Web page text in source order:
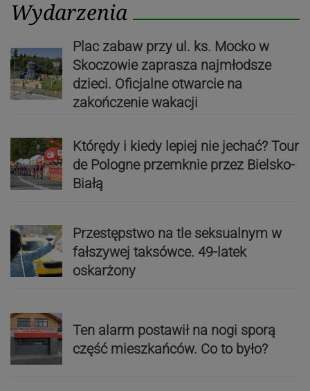
Wydarzenia
Plac zabaw przy ul. ks. Mocko w
Skoczowie zaprasza najmłodsze
dzieci. Oficjalne otwarcie na
zakończenie wakacji
Którędy i kiedy lepiej nie jechać? Tour
de Pologne przemknie przez Bielsko-
Białą
Przestępstwo na tle seksualnym w
fałszywej taksówce. 49-latek
oskarżony
Ten alarm postawił na nogi sporą
część mieszkańców. Co to było?